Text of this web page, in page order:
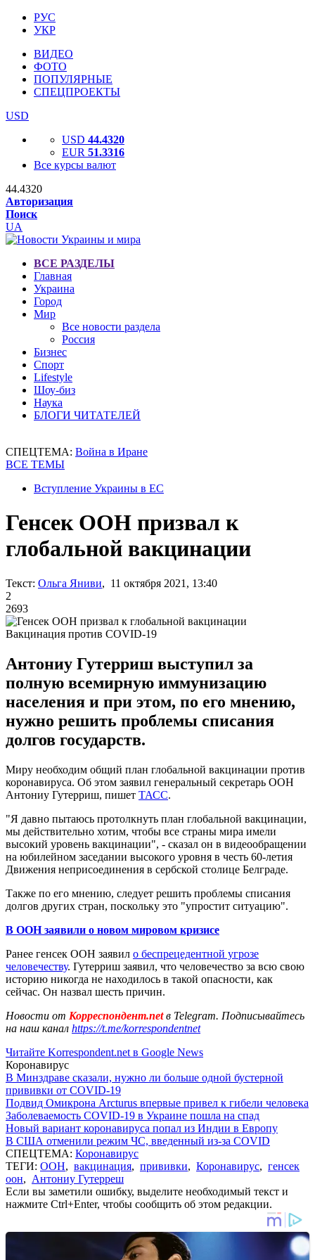
РУС
УКР
ВИДЕО
ФОТО
ПОПУЛЯРНЫЕ
СПЕЦПРОЕКТЫ
USD
USD 44.4320
EUR 51.3316
Все курсы валют
44.4320
Авторизация
Поиск
UA
ВСЕ РАЗДЕЛЫ
Главная
Украина
Город
Мир
Все новости раздела
Россия
Бизнес
Спорт
Lifestyle
Шоу-биз
Наука
БЛОГИ ЧИТАТЕЛЕЙ
СПЕЦТЕМА: Война в Иране
ВСЕ ТЕМЫ
Вступление Украины в ЕС
Генсек ООН призвал к
глобальной вакцинации
Текст: Ольга Яниви, 11 октября 2021, 13:40
2
2693
Вакцинация против COVID-19
Антониу Гутерриш выступил за
полную всемирную иммунизацию
населения и при этом, по его мнению,
нужно решить проблемы списания
долгов государств.
Миру необходим общий план глобальной вакцинации против
коронавируса. Об этом заявил генеральный секретарь ООН
Антониу Гутерриш, пишет ТАСС.
"Я давно пытаюсь протолкнуть план глобальной вакцинации,
мы действительно хотим, чтобы все страны мира имели
высокий уровень вакцинации", - сказал он в видеообращении
на юбилейном заседании высокого уровня в честь 60-летия
Движения неприсоединения в сербской столице Белграде.
Также по его мнению, следует решить проблемы списания
долгов других стран, поскольку это "упростит ситуацию".
В ООН заявили о новом мировом кризисе
Ранее генсек ООН заявил о беспрецедентной угрозе
человечеству. Гутерриш заявил, что человечество за всю свою
историю никогда не находилось в такой опасности, как
сейчас. Он назвал шесть причин.
Новости от Корреспондент.netв Telegram. Подписывайтесь
на наш канал https://t.me/korrespondentnet
Читайте Korrespondent.net в Google News
Коронавирус
В Минздраве сказали, нужно ли больше одной бустерной
прививки от COVID-19
Подвид Омикрона Arcturus впервые привел к гибели человека
Заболеваемость COVID-19 в Украине пошла на спад
Новый вариант коронавируса попал из Индии в Европу
В США отменили режим ЧС, введенный из-за COVID
СПЕЦТЕМА: Коронавирус
ТЕГИ: ООН, вакцинация, прививки, Коронавирус, генсек
оон, Антониу Гутерреш
Если вы заметили ошибку, выделите необходимый текст и
нажмите Ctrl+Enter, чтобы сообщить об этом редакции.